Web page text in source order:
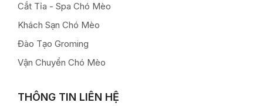
Cắt Tỉa - Spa Chó Mèo
Khách Sạn Chó Mèo
Đào Tạo Groming
Vận Chuyển Chó Mèo
THÔNG TIN LIÊN HỆ